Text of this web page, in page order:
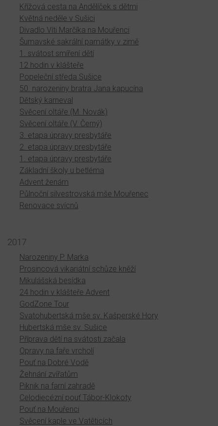
Křížová cesta na Andělíček s dětmi
Květná neděle v Sušici
Divadlo Víti Marčíka na Mouřenci
Šumavské sakrální památky v zimě
1. svátost smíření dětí
12 hodin v klášteře
Popeleční středa Sušice
50. narozeniny bratra Jana kapucína
Dětský karneval
Svěcení oltáře (M. Novák)
Svěcení oltáře (V. Černý)
3. etapa úpravy presbytáře
2. etapa úpravy presbytáře
1. etapa úpravy presbytáře
Základní školy u betléma
Advent ženám
Půlnoční silvestrovská mše Mouřenec
Renovace svícnů
2017
Narozeniny P. Marka
Prosincová vikariátní schůze kněží
Mikulášská besídka
24 hodin v klášteře Advent
GodZone Tour
Svatohubertská mše sv. Kašperské Hory
Hubertská mše sv. Sušice
Příprava dětí na svátosti začala
Opravy na faře vrcholí
Pouť na Dobré Vodě
Žehnání zvířatům
Piknik na farní zahradě
Celodiecézní pouť Tábor-Klokoty
Pouť na Mouřenci
Svěcení kaple ve Vatěticích